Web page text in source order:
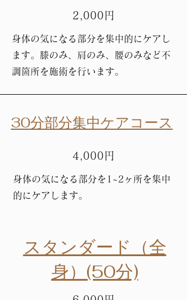
2,000円
身体の気になる部分を集中的にケアし
ます。膝のみ、肩のみ、腰のみなど不
調箇所を施術を行います。
30分部分集中ケアコース
4,000円
身体の気になる部分を1~2ヶ所を集中
的にケアします。
スタンダード（全
身）(50分)